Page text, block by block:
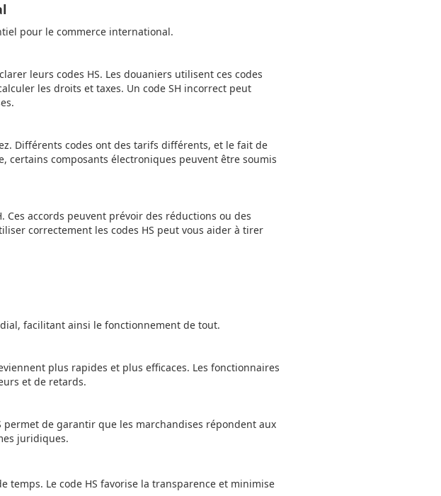
pour le commerce international.
leurs codes HS. Les douaniers utilisent ces codes
les droits et taxes. Un code SH incorrect peut
Différents codes ont des tarifs différents, et le fait de
certains composants électroniques peuvent être soumis
Ces accords peuvent prévoir des réductions ou des
correctement les codes HS peut vous aider à tirer
facilitant ainsi le fonctionnement de tout.
plus rapides et plus efficaces. Les fonctionnaires
et de retards.
permet de garantir que les marchandises répondent aux
juridiques.
Le code HS favorise la transparence et minimise